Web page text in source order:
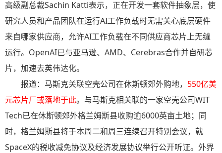
高级副总裁Sachin Katti表示，正在开发一套软件抽象层，使
研究人员和产品团队在运行AI工作负载时无需关心底层硬件
来自哪家供应商，允许AI工作负载在不同供应商芯片上无缝
运行。OpenAI已与亚马逊、AMD、Cerebras合作并自研芯
片，加速去英伟达化。
报道：马斯克关联空壳公司在休斯顿郊外购地， 550亿美
元芯片厂或落地于此。与马斯克相关联的一家空壳公司WIT
Tech已在休斯顿郊外格兰姆斯县收购逾6000英亩土地；同
时，格兰姆斯县将于本周二和周三连续召开特别会议，就
SpaceX的税收减免协议及经济发展协议举行公开听证。外界